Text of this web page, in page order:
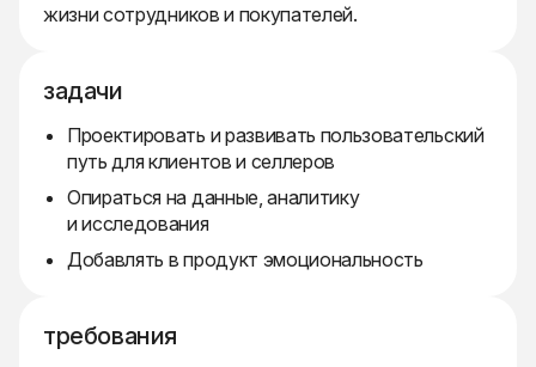
жизни сотрудников и покупателей.
задачи
Проектировать и развивать пользовательский
путь для клиентов и селлеров
Опираться на данные, аналитику
и исследования
Добавлять в продукт эмоциональность
требования